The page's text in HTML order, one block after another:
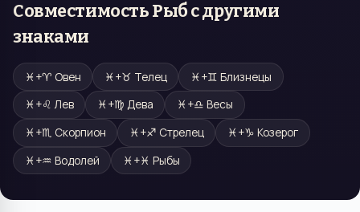
СовместимостьРыбс другими
знаками
♓ +♈ Овен ♓ +♉ Телец ♓ +♊ Близнецы
♓ +♌ Лев ♓ +♍ Дева ♓ +♎ Весы
♓ +♏ Скорпион ♓ +♐ Стрелец ♓ +♑ Козерог
♓ +♒ Водолей ♓ +♓ Рыбы